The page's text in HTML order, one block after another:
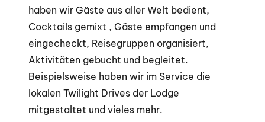
haben wir Gäste aus aller Welt bedient,
Cocktails gemixt , Gäste empfangen und
eingecheckt, Reisegruppen organisiert,
Aktivitäten gebucht und begleitet.
Beispielsweise haben wir im Service die
lokalen Twilight Drives der Lodge
mitgestaltet und vieles mehr.